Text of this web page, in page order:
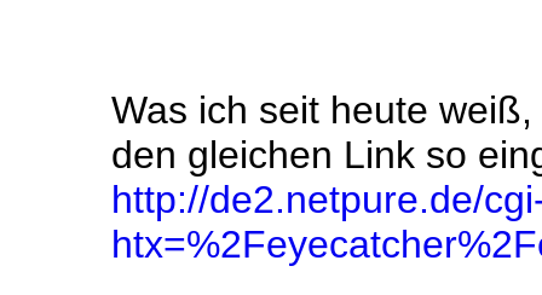
Was ich seit heute
den gleichen Link so
http://de2.netpure.de/